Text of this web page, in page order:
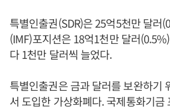
특별인출권(SDR)은 25억5천만 달러
(IMF)포지션은 18억1천만 달러
다 1천만 달러씩 늘었다.
특별인출권은 금과 달러를 보완하기
서 도입한 가상화폐다. 국제통화기금